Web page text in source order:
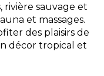
rivière sauvage et
et massages.
des plaisirs de
décor tropical et